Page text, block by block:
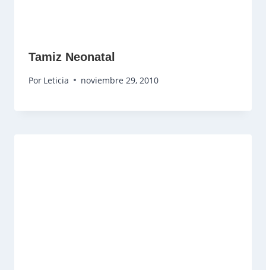
Tamiz Neonatal
Por Leticia noviembre 29, 2010